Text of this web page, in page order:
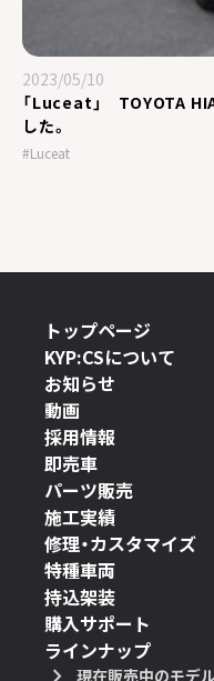
2023/05/10
「Luceat」 TOYOTA
した。
#Luceat
トップページ
KYP:CSについて
お知らせ
動画
採用情報
即売車
パーツ販売
施工実績
修理・カスタマイズ
特種車両
持込架装
購入サポート
ラインナップ
現在販売中のモデ